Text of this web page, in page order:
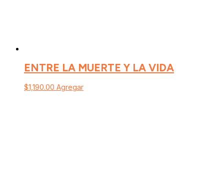
ENTRE LA MUERTE Y LA VIDA
$1,190.00 Agregar